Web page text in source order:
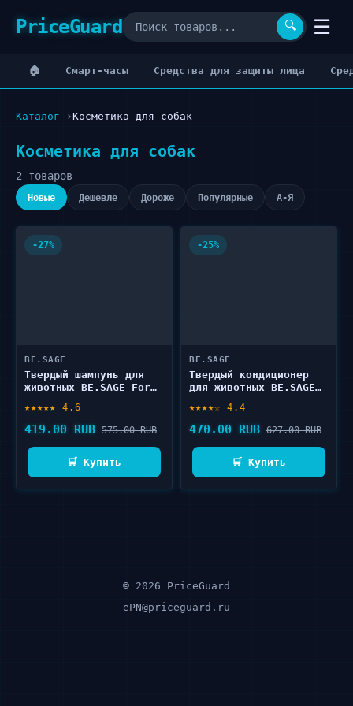
PriceGuard 🔍 ☰
🏠 Cмарт-часы Cредства для защиты лица
Каталог Косметика для собак
Косметика для собак
2 товаров
Новые Дешевле Дороже Популярные А-Я
-27%
BE.SAGE
Твердый шампунь для
животных BE.SAGE For
★★★★★ 4.6
419.00 RUB 575.00 RUB
🛒 Купить
-25%
BE.SAGE
Твердый кондиционер
для животных BE.SAGE
★★★★☆ 4.4
470.00 RUB 627.00 RUB
🛒 Купить
© 2026 PriceGuard
ePN@priceguard.ru